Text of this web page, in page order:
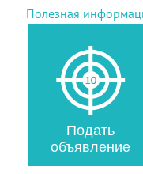
Полезная
Подать
объявление